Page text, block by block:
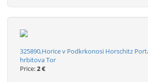
325890,Horice v Podkrkonosi Horschitz
hrbitova Tor
Price:2 €